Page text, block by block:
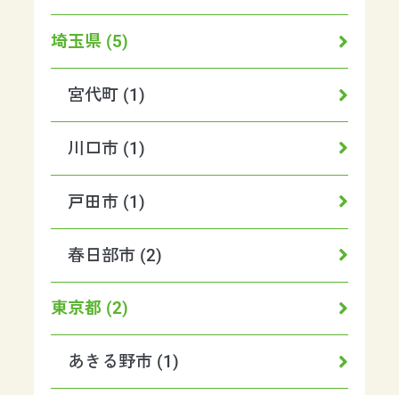
埼玉県 (5)
宮代町 (1)
川口市 (1)
戸田市 (1)
春日部市 (2)
東京都 (2)
あきる野市 (1)